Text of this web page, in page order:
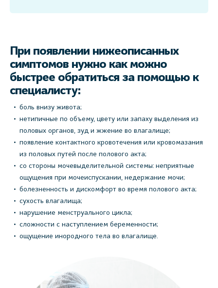
При появлении нижеописанных
симптомов нужно как можно
быстрее обратиться за помощью к
специалисту:
боль внизу живота;
нетипичные по объему, цвету или запаху выделения из
половых органов, зуд и жжение во влагалище;
появление контактного кровотечения или кровомазания
из половых путей после полового акта;
со стороны мочевыделительной системы: неприятные
ощущения при мочеиспускании, недержание мочи;
болезненность и дискомфорт во время полового акта;
сухость влагалища;
нарушение менструального цикла;
сложности с наступлением беременности;
ощущение инородного тела во влагалище.